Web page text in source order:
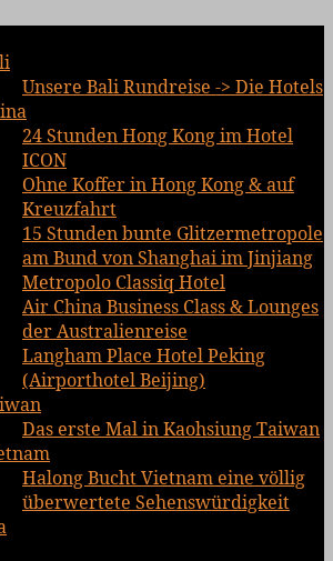
Unsere Bali Rundreise -> Die Hotels
24 Stunden Hong Kong im Hotel
ICON
Ohne Koffer in Hong Kong & auf
Kreuzfahrt
15 Stunden bunte Glitzermetropole
am Bund von Shanghai im Jinjiang
Metropolo Classiq Hotel
Air China Business Class & Lounges
der Australienreise
Langham Place Hotel Peking
(Airporthotel Beijing)
Das erste Mal in Kaohsiung Taiwan
Halong Bucht Vietnam eine völlig
überwertete Sehenswürdigkeit